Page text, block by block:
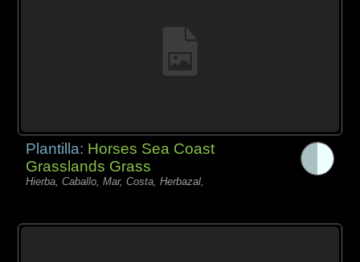
Plantilla: Horses Sea Coast
Grasslands Grass
Hierba, Caballo, Mar, Costa, Herbazal,